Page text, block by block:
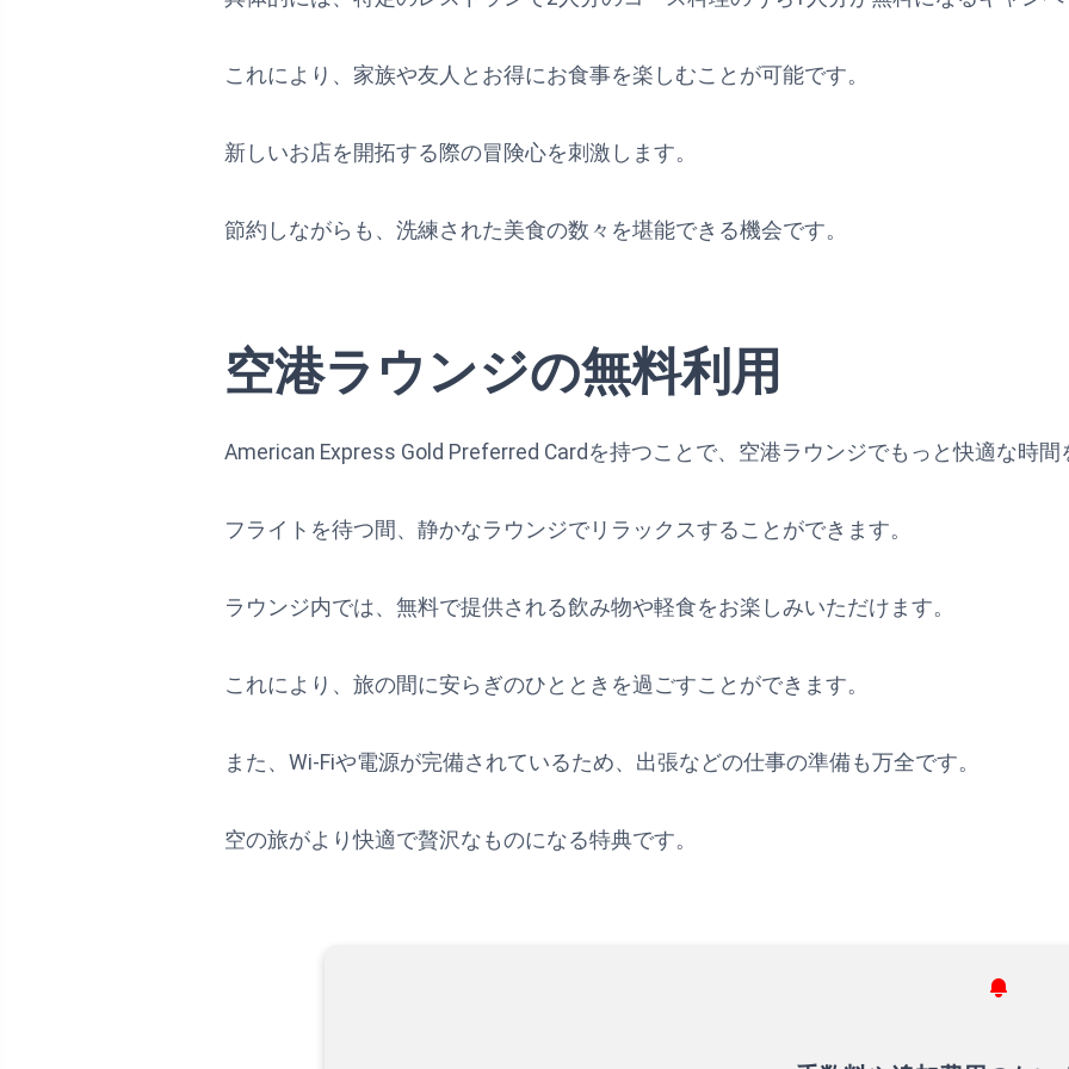
これにより、家族や友人とお得にお食事を楽しむことが可能です。
新しいお店を開拓する際の冒険心を刺激します。
節約しながらも、洗練された美食の数々を堪能できる機会です。
空港ラウンジの無料利用
American Express Gold Preferred Cardを持つことで、空港ラウンジでもっと快適な時間
フライトを待つ間、静かなラウンジでリラックスすることができます。
ラウンジ内では、無料で提供される飲み物や軽食をお楽しみいただけます。
これにより、旅の間に安らぎのひとときを過ごすことができます。
また、Wi-Fiや電源が完備されているため、出張などの仕事の準備も万全です。
空の旅がより快適で贅沢なものになる特典です。